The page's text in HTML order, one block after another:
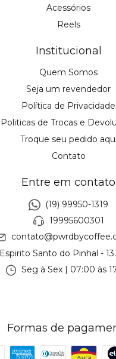
Acessórios
Reels
Institucional
Quem Somos
Seja um revendedor
Política de Privacidade
Politicas de Trocas e
Troque seu pedido aqui
Contato
Entre em contato
(19) 99950-1319
19995600301
Espirito Santo do Pinhal -
Seg à Sex | 07:00 às
Formas de